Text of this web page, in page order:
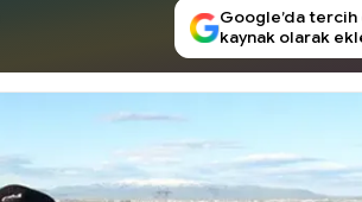
Google’da
kaynak olarak